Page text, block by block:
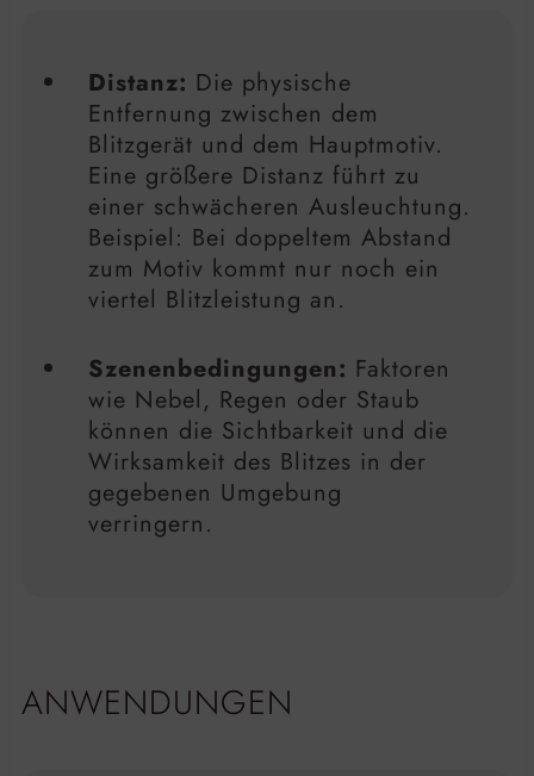
Distanz: Die physische
Entfernung zwischen dem
Blitzgerät und dem Hauptmotiv.
Eine größere Distanz führt zu
einer schwächeren Ausleuchtung.
Beispiel: Bei doppeltem Abstand
zum Motiv kommt nur noch ein
viertel Blitzleistung an.
Szenenbedingungen: Faktoren
wie Nebel, Regen oder Staub
können die Sichtbarkeit und die
Wirksamkeit des Blitzes in der
gegebenen Umgebung
verringern.
ANWENDUNGEN